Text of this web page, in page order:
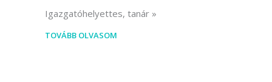
Igazgatóhelyettes, tanár
TOVÁBB OLVASOM